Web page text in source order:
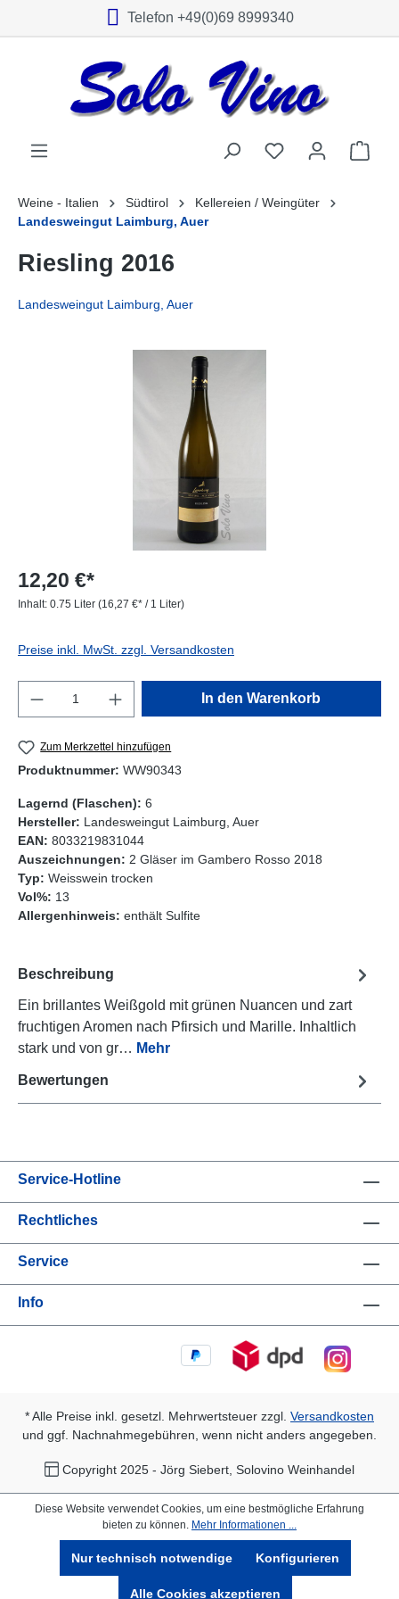
Telefon +49(0)69 8999340
Weine - Italien Südtirol
Kellereien / Weingüter
Landesweingut Laimburg, Auer
Riesling 2016
Landesweingut Laimburg, Auer
12,20 €*
Inhalt: 0.75 Liter (16,27 €* / 1 Liter)
Preise inkl. MwSt. zzgl. Versandkosten
Produkt Anzahl: Gib den gewünschten
In den Warenkorb
Zum Merkzettel hinzufügen
Produktnummer: WW90343
Lagernd (Flaschen): 6
Hersteller: Landesweingut Laimburg, Auer
EAN: 8033219831044
Auszeichnungen: 2 Gläser im Gambero Rosso 2018
Typ: Weisswein trocken
Vol%: 13
Allergenhinweis: enthält Sulfite
Beschreibung
Ein brillantes Weißgold mit grünen Nuancen und zart
fruchtigen Aromen nach Pfirsich und Marille. Inhaltlich
stark und von gr… Mehr
Bewertungen
Service-Hotline
Rechtliches
Service
Info
* Alle Preise inkl. gesetzl. Mehrwertsteuer zzgl. Versandkosten
und ggf. Nachnahmegebühren, wenn nicht anders angegeben.
Copyright 2025 - Jörg Siebert, Solovino Weinhandel
Diese Website verwendet Cookies, um eine bestmögliche Erfahrung
bieten zu können. Mehr Informationen ...
Nur technisch notwendige Konfigurieren
Alle Cookies akzeptieren